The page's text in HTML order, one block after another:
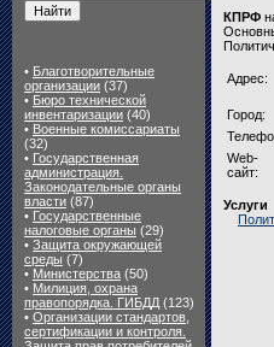
• Благотворительные
организации (37)
• Бюро технической
инвентаризации (40)
• Военные комиссариаты
(32)
• Государственная
администрация.
Законодательные органы
власти (87)
• Государственные
налоговые органы (29)
• Защита окружающей
среды (7)
• Министерства (50)
• Милиция, охрана
правопорядка. ГИБДД (123)
• Организации стандартов,
сертификации и контроля.
КПРФ
Адрес:
Город:
Web-
сайт:
Услуги